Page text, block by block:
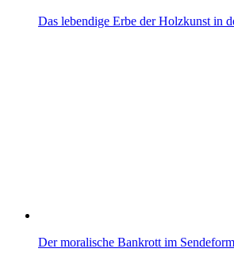
Das lebendige Erbe der Holzkunst in
Der moralische Bankrott im